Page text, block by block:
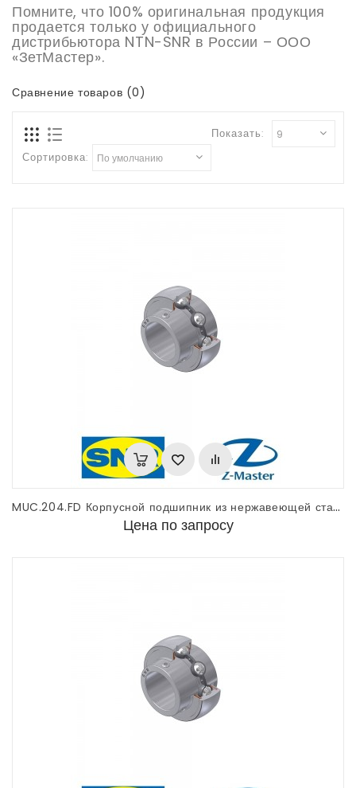
Помните, что 100% оригинальная продукция
продается только у официального
дистрибьютора NTN-SNR в России – ООО
«ЗетМастер».
Сравнение товаров (0)
Показать:
Сортировка:
MUC.204.FD Корпусной подшипник из нержавеющей стали SNR
Цена по запросу